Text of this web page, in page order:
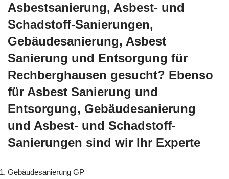
Asbestsanierung, Asbest- und
Schadstoff-Sanierungen,
Gebäudesanierung, Asbest
Sanierung und Entsorgung für
Rechberghausen gesucht? Ebenso
für Asbest Sanierung und
Entsorgung, Gebäudesanierung
und Asbest- und Schadstoff-
Sanierungen sind wir Ihr Experte
Gebäudesanierung GP